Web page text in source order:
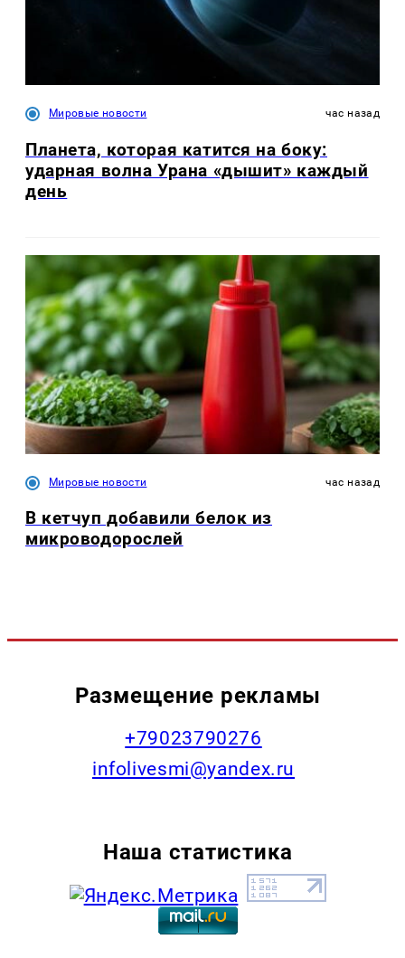
Мировые новости час назад
Планета, которая катится на боку:
ударная волна Урана «дышит» каждый
день
Мировые новости час назад
В кетчуп добавили белок из
микроводорослей
Размещение рекламы
+79023790276
infolivesmi@yandex.ru
Наша статистика